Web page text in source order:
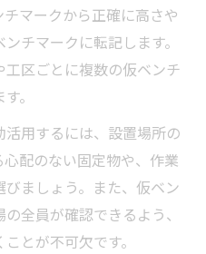
マークから正確に高さや
チマークに転記します。
区ごとに複数の仮ベンチ
。
用するには、設置場所の
配のない固定物や、作業
ましょう。また、仮ベン
全員が確認できるよう、
とが不可欠です。